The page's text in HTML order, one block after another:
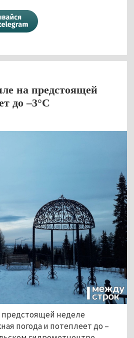
на предстоящей
до –3°C
неделе
погода и потеплеет до –